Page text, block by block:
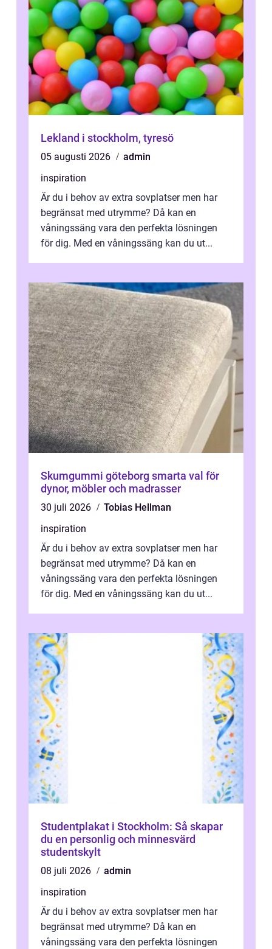
Lekland i stockholm, tyresö
05 augusti 2026
admin
inspiration
Är du i behov av extra sovplatser men har
begränsat med utrymme? Då kan en
våningssäng vara den perfekta lösningen
för dig. Med en våningssäng kan du ut...
Skumgummi göteborg smarta val för
dynor, möbler och madrasser
30 juli 2026
Tobias Hellman
inspiration
Är du i behov av extra sovplatser men har
begränsat med utrymme? Då kan en
våningssäng vara den perfekta lösningen
för dig. Med en våningssäng kan du ut...
Studentplakat i Stockholm: Så skapar
du en personlig och minnesvärd
studentskylt
08 juli 2026
admin
inspiration
Är du i behov av extra sovplatser men har
begränsat med utrymme? Då kan en
våningssäng vara den perfekta lösningen